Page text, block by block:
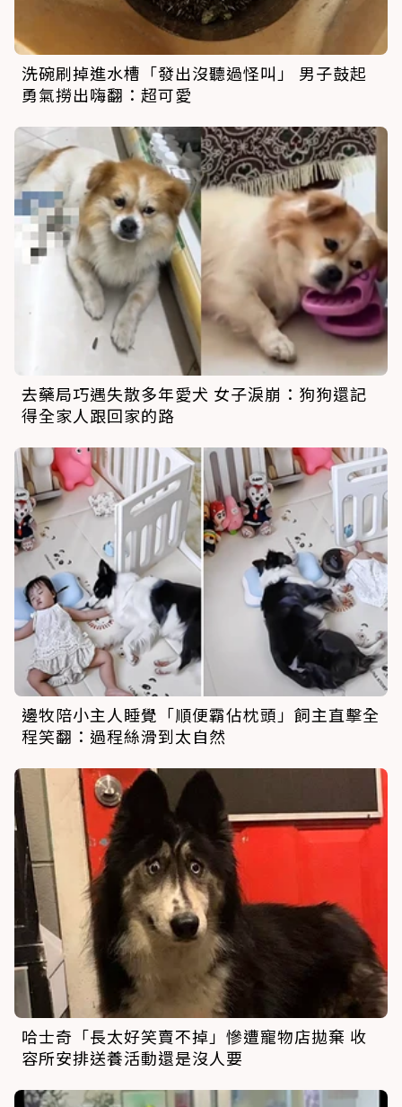
洗碗刷掉進水槽「發出沒聽過怪叫」 男子鼓起
勇氣撈出嗨翻：超可愛
去藥局巧遇失散多年愛犬 女子淚崩：狗狗還記
得全家人跟回家的路
邊牧陪小主人睡覺「順便霸佔枕頭」飼主直擊全
程笑翻：過程絲滑到太自然
哈士奇「長太好笑賣不掉」慘遭寵物店拋棄 收
容所安排送養活動還是沒人要